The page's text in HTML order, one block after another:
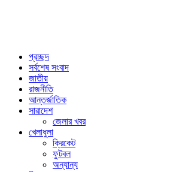
প্রচ্ছদ
সর্বশেষ সংবাদ
জাতীয়
রাজনীতি
আন্তর্জাতিক
সারাদেশ
জেলার খবর
খেলাধুলা
ক্রিকেট
ফুটবল
অন্যান্য